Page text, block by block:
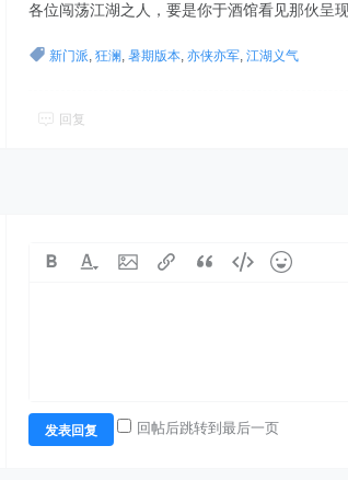
各位闯荡江湖之人，要是你于酒馆看见那伙呈
新门派, 狂澜 , 暑期版本, 亦侠亦军, 江湖义气
回复
发表回复 回帖后跳转到最后一页